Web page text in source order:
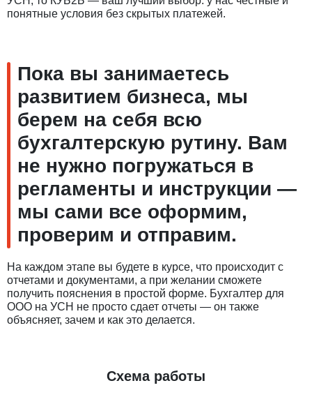
понятные условия без скрытых платежей.
Пока вы занимаетесь
развитием бизнеса, мы
берем на себя всю
бухгалтерскую рутину. Вам
не нужно погружаться в
регламенты и инструкции —
мы сами все оформим,
проверим и отправим.
На каждом этапе вы будете в курсе, что происходит с
отчетами и документами, а при желании сможете
получить пояснения в простой форме. Бухгалтер для
ООО на УСН не просто сдает отчеты — он также
объясняет, зачем и как это делается.
Схема работы